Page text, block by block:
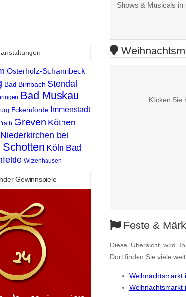
Shows & Musicals in
Klicken Sie
Feste &
Diese Übersicht wird
Dort finden Sie viele
Weihnachtsmarkt
Weihnachtsmarkt
Osterholz-Scharmbeck
Bad Birnbach Stendal
Bad Muskau
Eckernförde Immenstadt
Greven Köthen
Niederkirchen bei
Schotten Köln Bad
Witzenhausen
Gewinnspiele